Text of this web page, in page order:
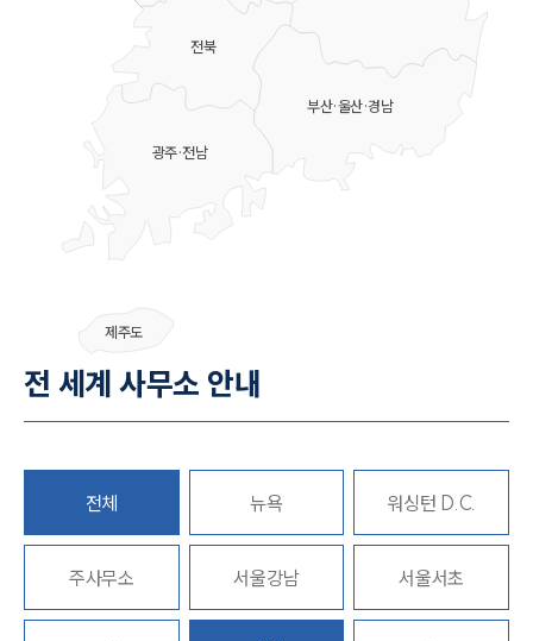
PROFESSIONALS
ABOUT
그룹소개
부산·울산·경남
전북
광주·전남
제주도
전 세계 사무소 안내
전체 뉴욕 워싱턴 D.C.
주사무소 서울강남 서울서초